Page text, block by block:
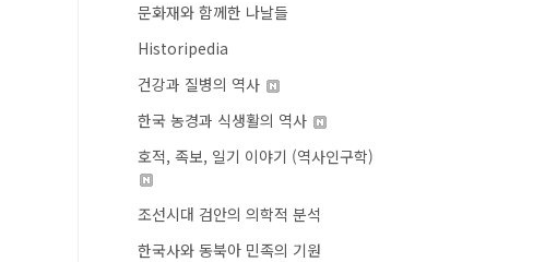
문화재와 함께한 나날들
Historipedia
건강과 질병의 역사
한국 농경과 식생활의 역사
호적, 족보, 일기 이야기 (역사인구학)
조선시대 검안의 의학적 분석
한국사와 동북아 민족의 기원